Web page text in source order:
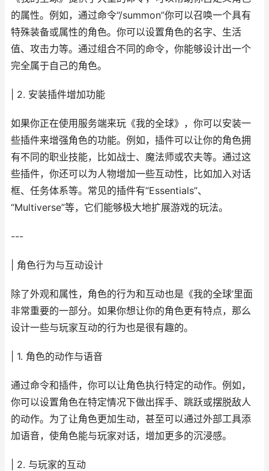
的属性。例如，通过命令“/summon”你可以召唤一个具有
特殊装备或属性的角色。你可以设置角色的名字、生活
值、攻击力等。通过组合不同的命令，你能够设计出一个
完全属于自己的角色。
| 2. 安装插件增加功能
如果你正在使用服务端来玩《我的全球》，你可以安装一
些插件来增强角色的功能。例如，插件可以让你的角色拥
有不同的职业技能，比如战士、魔法师或农夫等。通过这
些插件，你还可以为人物增加一些互动性，比如加入对话
框、任务体系等。常见的插件有“Essentials”、
“Multiverse”等，它们能够极大地扩展游戏的玩法。
---
| 角色行为与互动设计
除了外观和属性，角色的行为和互动也是《我的全球’里面
非常重要的一部分。如果你想让你的角色更有特点，那么
设计一些与玩家互动的行为也是很有趣的。
| 1. 角色的动作与语音
通过命令和插件，你可以让角色执行特定的动作。例如，
你可以设置角色在特定情况下做出挥手、跳跃或摆脱敌人
的动作。为了让角色更加生动，甚至可以通过外部工具添
加语音，使角色能与玩家对话，增加更多的沉浸感。
| 2. 与玩家的互动